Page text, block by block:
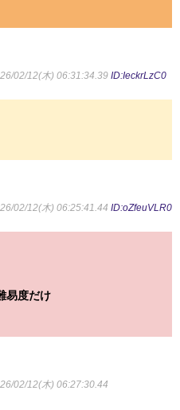
02/12(木) 06:31:34.39 ID:IeckrLzC0
02/12(木) 06:25:41.44 ID:oZfeuVLR0
易度だけ
02/12(木) 06:27:30.44